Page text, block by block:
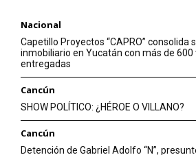
Nacional
Capetillo Proyectos “CAPRO” consolida
inmobiliario en Yucatán con más de 600
entregadas
Cancún
SHOW POLÍTICO: ¿HÉROE O VILLANO?
Cancún
Detención de Gabriel Adolfo “N”,